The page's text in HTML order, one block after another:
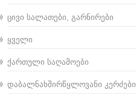
ცივი სალათები, გარნირები
ყველი
ქართული საღამოები
დაბალნახშირწყლოვანი კერძები